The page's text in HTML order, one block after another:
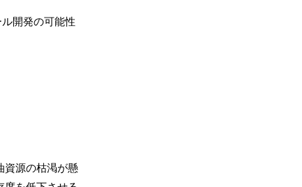
開発の可能性
資源の枯渇が懸